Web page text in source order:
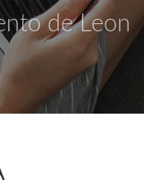
de Leon